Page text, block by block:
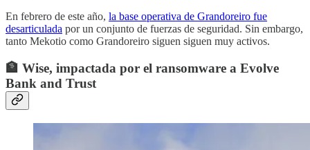
En febrero de este año, la base operativa de Grandoreiro fue
desarticulada por un conjunto de fuerzas de seguridad. Sin embargo,
tanto Mekotio como Grandoreiro siguen siguen muy activos.
🏦 Wise, impactada por el ransomware a Evolve
Bank and Trust